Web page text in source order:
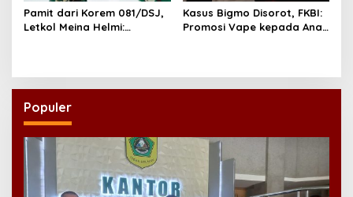
Pamit dari Korem 081/DSJ,
Letkol Meina Helmi:
Kasus Bigmo Disorot, FKBI:
Promosi Vape kepada Anak
Populer